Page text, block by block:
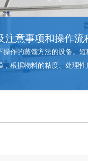
注意事项和操作流
操作的蒸馏方法的设备。
，根据物料的粘度、处理